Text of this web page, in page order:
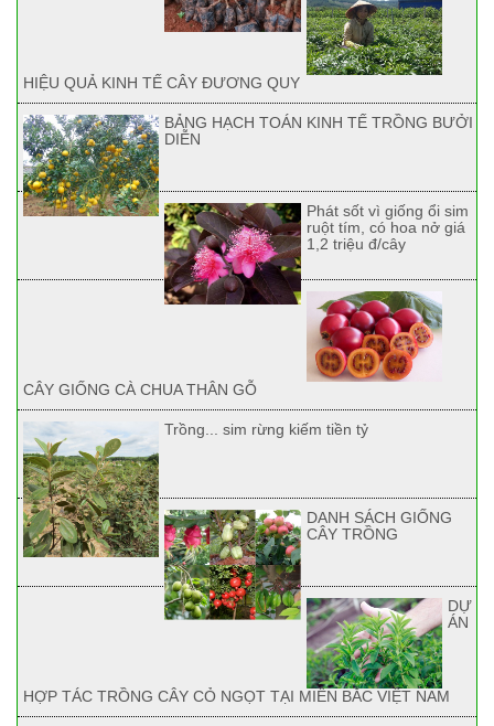
HIỆU QUẢ KINH TẾ CÂY ĐƯƠNG QUY
BẢNG HẠCH TOÁN KINH TẾ TRỒNG BƯỞI
DIỄN
Phát sốt vì giống ổi sim
ruột tím, có hoa nở giá
1,2 triệu đ/cây
CÂY GIỐNG CÀ CHUA THÂN GỖ
Trồng... sim rừng kiếm tiền tỷ
DANH SÁCH GIỐNG
CÂY TRỒNG
DỰ
ÁN
HỢP TÁC TRỒNG CÂY CỎ NGỌT TẠI MIỀN BẮC VIỆT NAM